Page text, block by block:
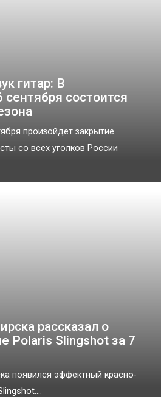
гитар: В
состоится
произойдет закрытие
со всех уголков России
рассказал о
Polaris Slingshot за 7
появился эффектный красно-